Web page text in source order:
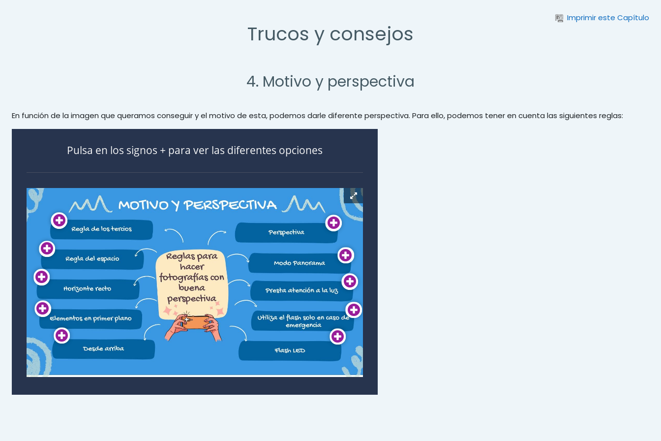
Imprimir este Capítulo
Trucos y consejos
4. Motivo y perspectiva
En función de la imagen que queramos conseguir y el motivo de esta, podemos darle diferente perspectiva. Para ello, podemos tener en cuenta las siguientes reglas:
Pulsa en los signos + para ver las diferentes opciones